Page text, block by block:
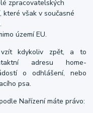
zpracovatelských
však v současné
území EU.
kdykoliv zpět, a to
adresu home-
o odhlášení, nebo
psa.
Nařízení máte právo: